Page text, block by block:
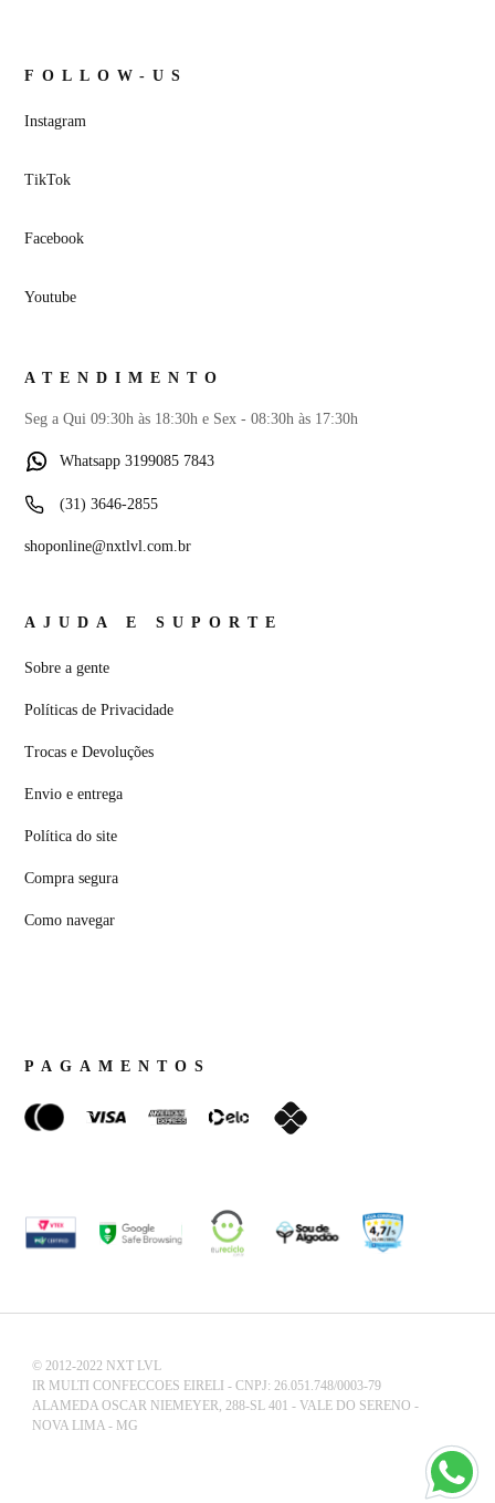
FOLLOW-US
Instagram
TikTok
Facebook
Youtube
ATENDIMENTO
Seg a Qui 09:30h às 18:30h e Sex - 08:30h às 17:30h
Whatsapp 3199085 7843
(31) 3646-2855
shoponline@nxtlvl.com.br
AJUDA E SUPORTE
Sobre a gente
Políticas de Privacidade
Trocas e Devoluções
Envio e entrega
Política do site
Compra segura
Como navegar
PAGAMENTOS
© 2012-2022 NXT LVL
IR MULTI CONFECCOES EIRELI - CNPJ: 26.051.748/0003-79
ALAMEDA OSCAR NIEMEYER, 288-SL 401 - VALE DO SERENO -
NOVA LIMA - MG